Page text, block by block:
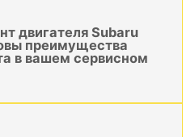
двигателя Subaru
преимущества
в вашем сервисном